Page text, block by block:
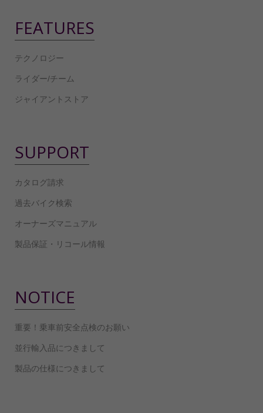
FEATURES
テクノロジー
ライダー/チーム
ジャイアントストア
SUPPORT
カタログ請求
過去バイク検索
オーナーズマニュアル
製品保証・リコール情報
NOTICE
重要！乗車前安全点検のお願い
並行輸入品につきまして
製品の仕様につきまして